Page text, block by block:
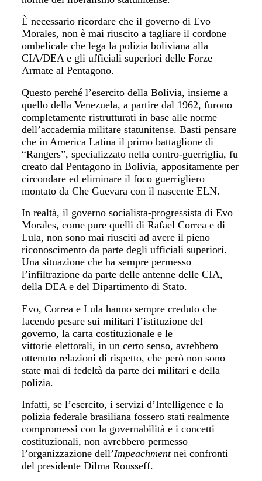
È necessario ricordare che il governo di Evo
Morales, non è mai riuscito a tagliare il cordone
ombelicale che lega la polizia boliviana alla
CIA/DEA e gli ufficiali superiori delle Forze
Armate al Pentagono.
Questo perché l’esercito della Bolivia, insieme a
quello della Venezuela, a partire dal 1962, furono
completamente ristrutturati in base alle norme
dell’accademia militare statunitense. Basti pensare
che in America Latina il primo battaglione di
“Rangers”, specializzato nella contro-guerriglia, fu
creato dal Pentagono in Bolivia, appositamente per
circondare ed eliminare il foco guerrigliero
montato da Che Guevara con il nascente ELN.
In realtà, il governo socialista-progressista di Evo
Morales, come pure quelli di Rafael Correa e di
Lula, non sono mai riusciti ad avere il pieno
riconoscimento da parte degli ufficiali superiori.
Una situazione che ha sempre permesso
l’infiltrazione da parte delle antenne delle CIA,
della DEA e del Dipartimento di Stato.
Evo, Correa e Lula hanno sempre creduto che
facendo pesare sui militari l’istituzione del
governo, la carta costituzionale e le
vittorie elettorali, in un certo senso, avrebbero
ottenuto relazioni di rispetto, che però non sono
state mai di fedeltà da parte dei militari e della
polizia.
Infatti, se l’esercito, i servizi d’Intelligence e la
polizia federale brasiliana fossero stati realmente
compromessi con la governabilità e i concetti
costituzionali, non avrebbero permesso
l’organizzazione dell’Impeachmentnei confronti
del presidente Dilma Rousseff.